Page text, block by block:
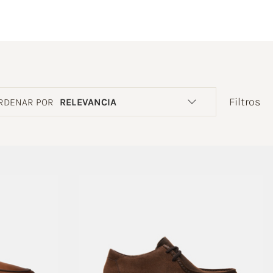
POR RELEVANCIA Filtros